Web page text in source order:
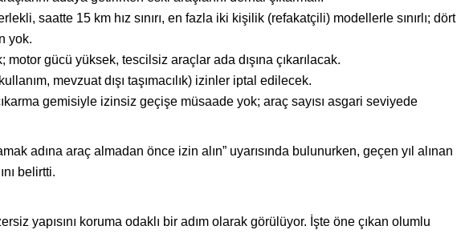
saatte 15 km hız sınırı, en fazla iki kişilik (refakatçili) modellerle sınırlı; dört
yok.
motor gücü yüksek, tescilsiz araçlar ada dışına çıkarılacak.
mevzuat dışı taşımacılık) izinler iptal edilecek.
gemisiyle izinsiz geçişe müsaade yok; araç sayısı asgari seviyede
adına araç almadan önce izin alın” uyarısında bulunurken, geçen yıl alınan
belirtti.
yapısını koruma odaklı bir adım olarak görülüyor. İşte öne çıkan olumlu